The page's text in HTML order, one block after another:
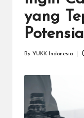
Payment
Gateway,
bisnis
pembayaran
yang
By YUKK Indonesia